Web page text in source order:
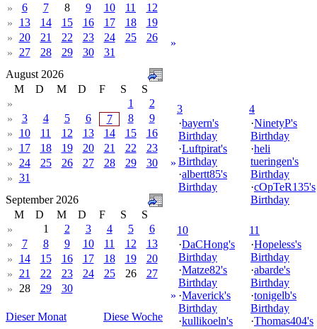
»
6 7 8 9 10 11
12
»
13 14 15 16 17 18
19
»
20 21 22 23 24 25
26
»
27 28 29 30
31
August 2026
M
D M D F S
S
»
1
2
»
3 4 5 6 7 8
9
»
10 11 12 13 14 15
16
»
17 18 19 20 21 22
23
»
24 25 26 27 28 29
30
» 31
September 2026
M
D M D F S
S
»
1 2 3 4 5
6
»
7 8 9 10 11 12
13
»
14 15 16 17 18 19
20
»
21 22 23 24 25 26
27
»
28 29 30
Dieser Monat Diese Woche
»
»
3
·bayern's
Birthday
·Luftpirat's
Birthday
·albertt85's
Birthday
4
·NinetyP's
Birthday
·heli
tueringen's
Birthday
·cOpTeR135's
Birthday
»
10
·DaCHong's
Birthday
·Matze82's
Birthday
·Maverick's
Birthday
·kullikoeln's
11
·Hopeless's
Birthday
·abarde's
Birthday
·tonigelb's
Birthday
·Thomas404's